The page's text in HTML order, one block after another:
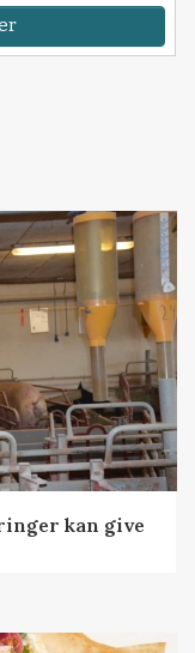
kan give